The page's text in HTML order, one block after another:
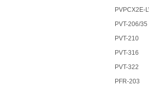
PVPCX2E-
PVT-206/35
PVT-210
PVT-316
PVT-322
PFR-203